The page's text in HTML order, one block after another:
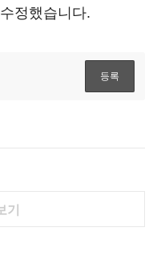
정했습니다.
기